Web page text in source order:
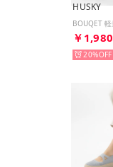
HUSKY
￥1,980
20%